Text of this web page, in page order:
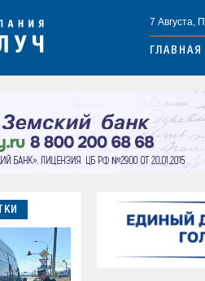
7 Августа,
ГЛАВНАЯ